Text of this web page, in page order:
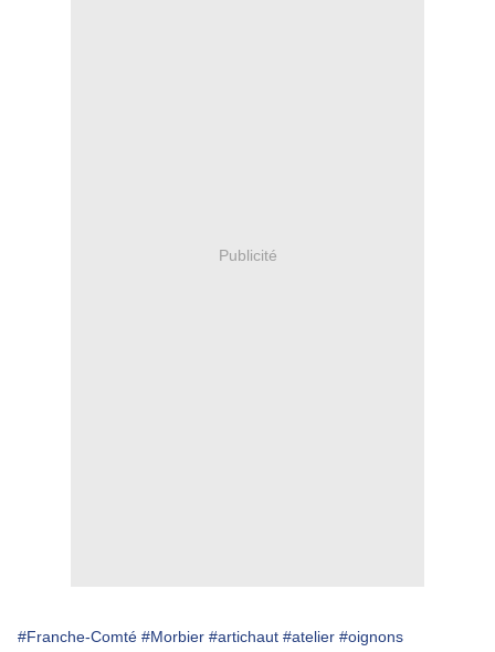
Publicité
#Franche-Comté #Morbier #artichaut #atelier #oignons